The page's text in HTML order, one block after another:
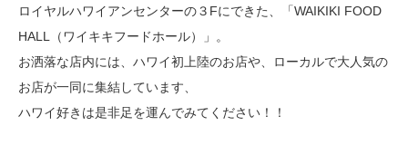
ロイヤルハワイアンセンターの３Fにできた、「WAIKIKI FOOD
HALL（ワイキキフードホール）」。
お洒落な店内には、ハワイ初上陸のお店や、ローカルで大人気の
お店が一同に集結しています、
ハワイ好きは是非足を運んでみてください！！